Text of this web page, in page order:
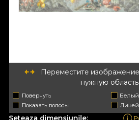
Переместите
нужную область.
Повернуть
Показать полосы
Seteaza dimensiunile: